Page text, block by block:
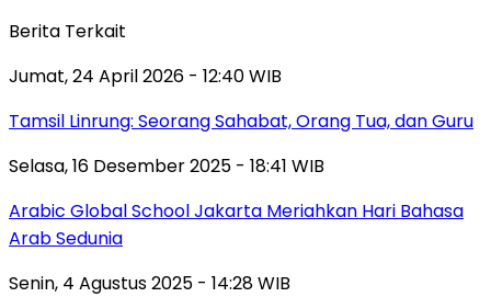
Berita Terkait
Jumat, 24 April 2026 - 12:40 WIB
Tamsil Linrung: Seorang Sahabat, Orang Tua, dan Guru
Selasa, 16 Desember 2025 - 18:41 WIB
Arabic Global School Jakarta Meriahkan Hari Bahasa
Arab Sedunia
Senin, 4 Agustus 2025 - 14:28 WIB